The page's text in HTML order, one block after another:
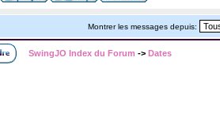
Montrer les messages depuis:
SwingJO Index du Forum -> Dates